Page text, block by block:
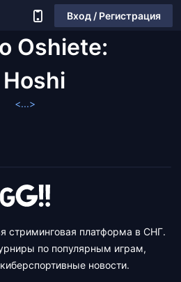
Вход / Регистрация
Oshiete:
<...>
стриминговая платформа в СНГ.
по популярным играм,
новости.